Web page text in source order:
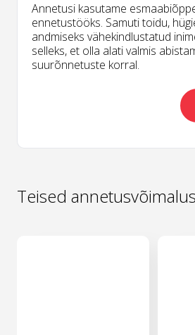
Annetusi kasutame
ennetustööks. Samuti toidu,
andmiseks vähekindlustatud
selleks, et olla alati valmis
suurõnnetuste korral.
Teised